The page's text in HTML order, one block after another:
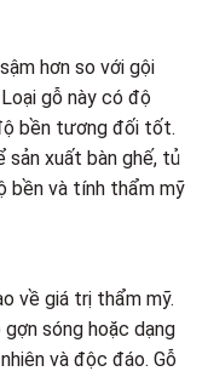
hơn so với gội
gỗ này có độ
bền tương đối tốt.
sản xuất bàn ghế, tủ
bền và tính thẩm mỹ
về giá trị thẩm mỹ.
sóng hoặc dạng
và độc đáo. Gỗ